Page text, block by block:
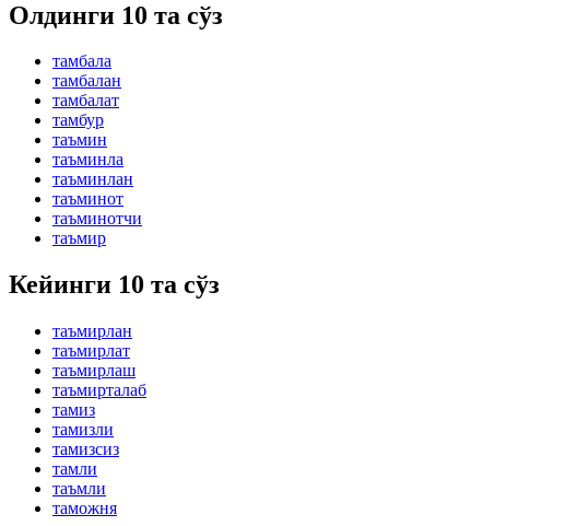
Олдинги 10 та сўз
тамбала
тамбалан
тамбалат
тамбур
таъмин
таъминла
таъминлан
таъминот
таъминотчи
таъмир
Кейинги 10 та сўз
таъмирлан
таъмирлат
таъмирлаш
таъмирталаб
тамиз
тамизли
тамизсиз
тамли
таъмли
таможня